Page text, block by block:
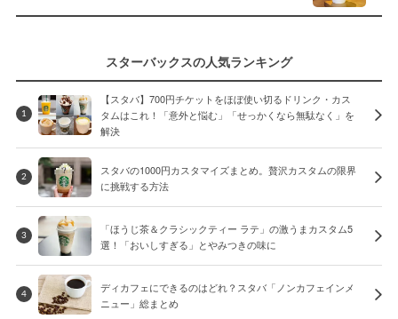
スターバックスの人気ランキング
1
【スタバ】700円チケットをほぼ使い切るドリンク・カス
タムはこれ！「意外と悩む」「せっかくなら無駄なく」を
解決
2
スタバの1000円カスタマイズまとめ。贅沢カスタムの限界
に挑戦する方法
3
「ほうじ茶＆クラシックティー ラテ」の激うまカスタム5
選！「おいしすぎる」とやみつきの味に
4
ディカフェにできるのはどれ？スタバ「ノンカフェインメ
ニュー」総まとめ